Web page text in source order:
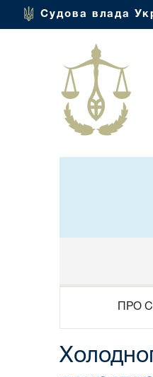
Судова влада
ПРО